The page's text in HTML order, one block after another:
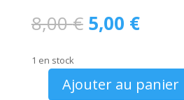
8,00€ Le
prix
était :
8,00 €.
5,00 €Le
prix
est :
5,00 €.
1 en stock
quantitéAjouter au panier